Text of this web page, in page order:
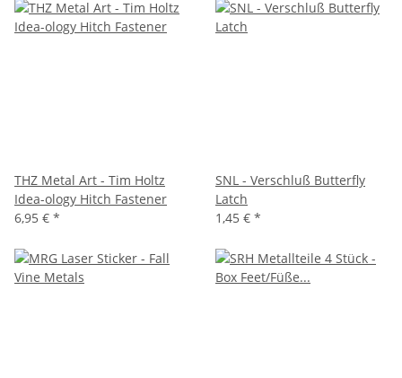
THZ Metal Art - Tim Holtz
Idea-ology Hitch Fastener
6,95 € *
SNL - Verschluß Butterfly
Latch
1,45 € *